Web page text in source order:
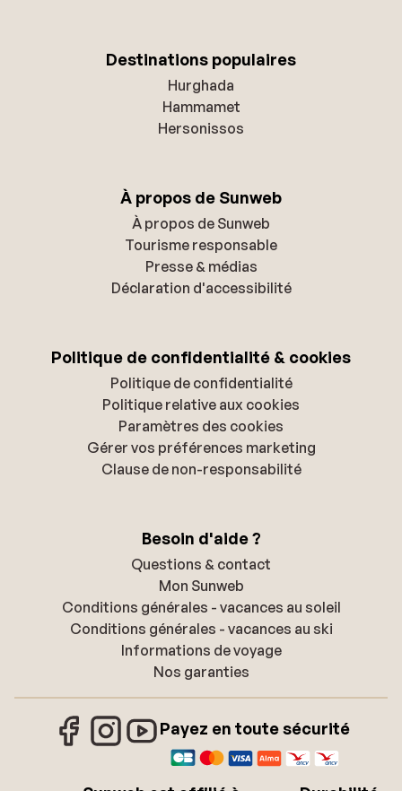
Destinations populaires
Hurghada
Hammamet
Hersonissos
À propos de Sunweb
À propos de Sunweb
Tourisme responsable
Presse & médias
Déclaration d'accessibilité
Politique de confidentialité & cookies
Politique de confidentialité
Politique relative aux cookies
Paramètres des cookies
Gérer vos préférences marketing
Clause de non-responsabilité
Besoin d'aide ?
Questions & contact
Mon Sunweb
Conditions générales - vacances au soleil
Conditions générales - vacances au ski
Informations de voyage
Nos garanties
Payez en toute sécurité